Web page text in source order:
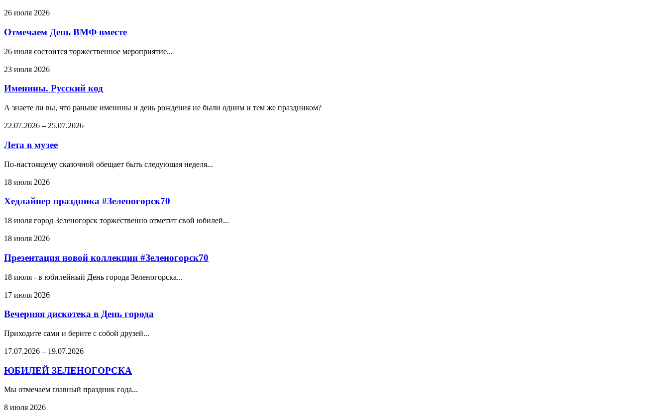
26 июля 2026
Отмечаем День ВМФ вместе
26 июля состоится торжественное мероприятие...
23 июля 2026
Именины. Русский код
А знаете ли вы, что раньше именины и день рождения не были одним и тем же праздником?
22.07.2026 – 25.07.2026
Лета в музее
По-настоящему сказочной обещает быть следующая неделя...
18 июля 2026
Хедлайнер праздника #Зеленогорск70
18 июля город Зеленогорск торжественно отметит свой юбилей...
18 июля 2026
Презентация новой коллекции #Зеленогорск70
18 июля - в юбилейный День города Зеленогорска...
17 июля 2026
Вечерняя дискотека в День города
Приходите сами и берите с собой друзей...
17.07.2026 – 19.07.2026
ЮБИЛЕЙ ЗЕЛЕНОГОРСКА
Мы отмечаем главный праздник года...
8 июля 2026